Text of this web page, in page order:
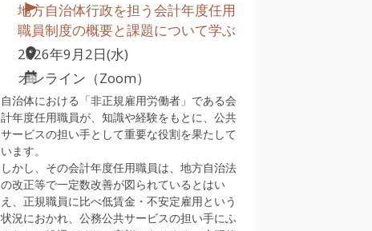
地方自治体行政を担う会計年度任用
職員制度の概要と課題について学ぶ
2026年9月2日(水)
オンライン（Zoom）
自治体における「非正規雇用労働者」である会
計年度任用職員が、知識や経験をもとに、公共
サービスの担い手として重要な役割を果たして
います。
しかし、その会計年度任用職員は、地方自治法
の改正等で一定数改善が図られているとはい
え、正規職員に比べ低賃金・不安定雇用という
状況におかれ、公務公共サービスの担い手にふ